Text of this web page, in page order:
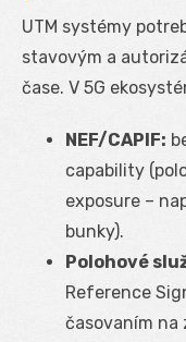
UTM systémy
stavovým a
čase. V 5G
NEF/CAPIF:
capability
exposure –
bunky).
Polohové
Reference
časovaním na